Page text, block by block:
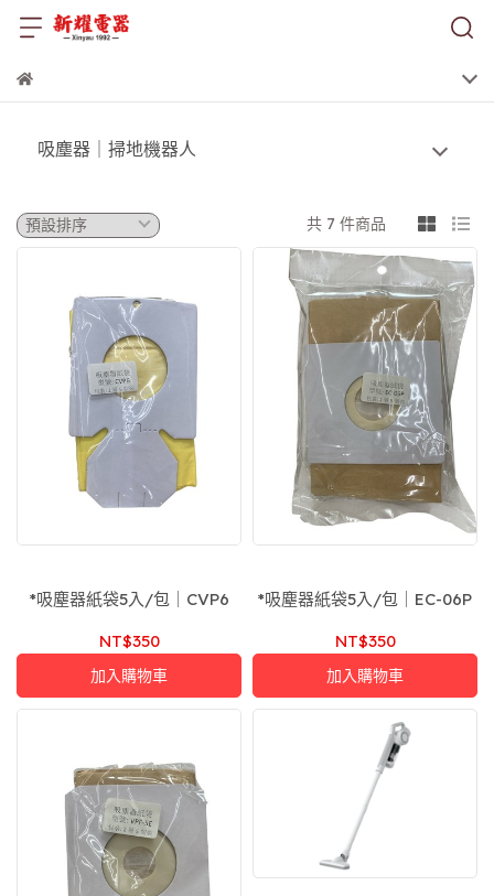
吸塵器｜掃地機器人
共 7 件商品
*吸塵器紙袋5入/包｜CVP6
NT$350
加入購物車
*吸塵器紙袋5入/包｜EC-06P
NT$350
加入購物車